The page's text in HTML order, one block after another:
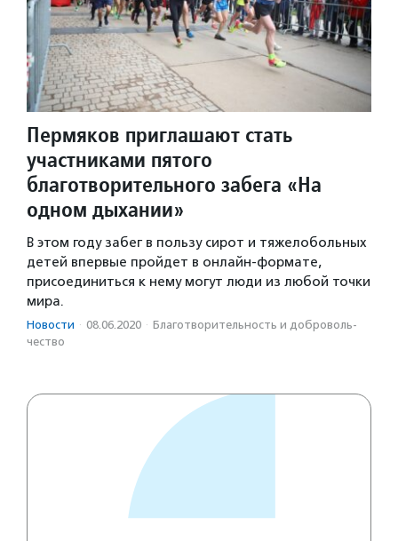
Пермяков приглашают стать
участниками пятого
благотворительного забега «На
одном дыхании»
В этом году забег в пользу сирот и тяжелобольных
детей впервые пройдет в онлайн-формате,
присоединиться к нему могут люди из любой точки
мира.
Новости · 08.06.2020 · Благотвори­тель­ность и доброволь­
чест­во